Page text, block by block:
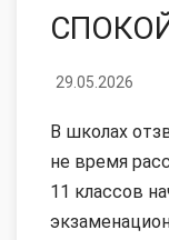
29.05.2026
В школах
не время
11 классов